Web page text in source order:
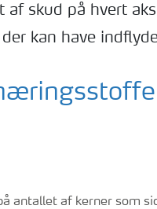
af skud på hvert
kan have
antallet af kerner som